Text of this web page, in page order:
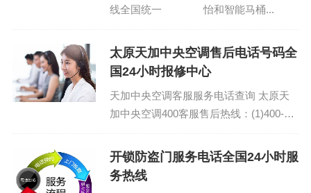
线全国统一 怡和智能马桶...
太原天加中央空调售后电话号码全
国24小时报修中心
天加中央空调客服服务电话查询 太原天
加中央空调400客服售后热线：(1)400-
909（点击咨询）...
开锁防盗门服务电话全国24小时服
务热线